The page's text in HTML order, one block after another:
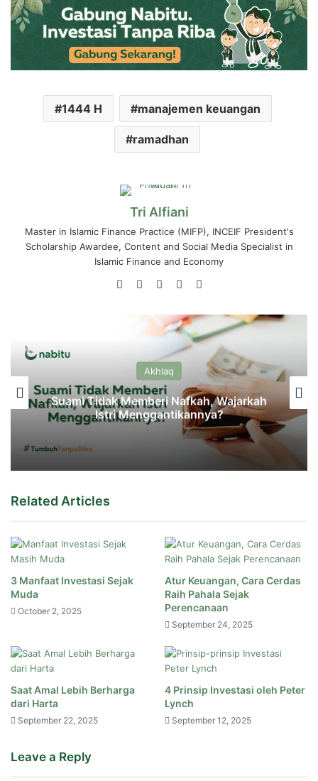
1444 H manajemen keuangan
ramadhan
Tri Alfiani
Master in Islamic Finance Practice (MIFP), INCEIF President's
Scholarship Awardee, Content and Social Media Specialist in
Islamic Finance and Economy
WebsiteLinkedInYouTubeInstagram
Akhlaq
Suami Tidak Memberi Nafkah, Wajarkah
Istri Menggantikannya?
Related Articles
3 Manfaat Investasi Sejak
Muda
October 2, 2025
Atur Keuangan, Cara Cerdas
Raih Pahala Sejak
Perencanaan
September 24, 2025
Saat Amal Lebih Berharga
dari Harta
September 22, 2025
4 Prinsip Investasi oleh Peter
Lynch
September 12, 2025
Leave a Reply